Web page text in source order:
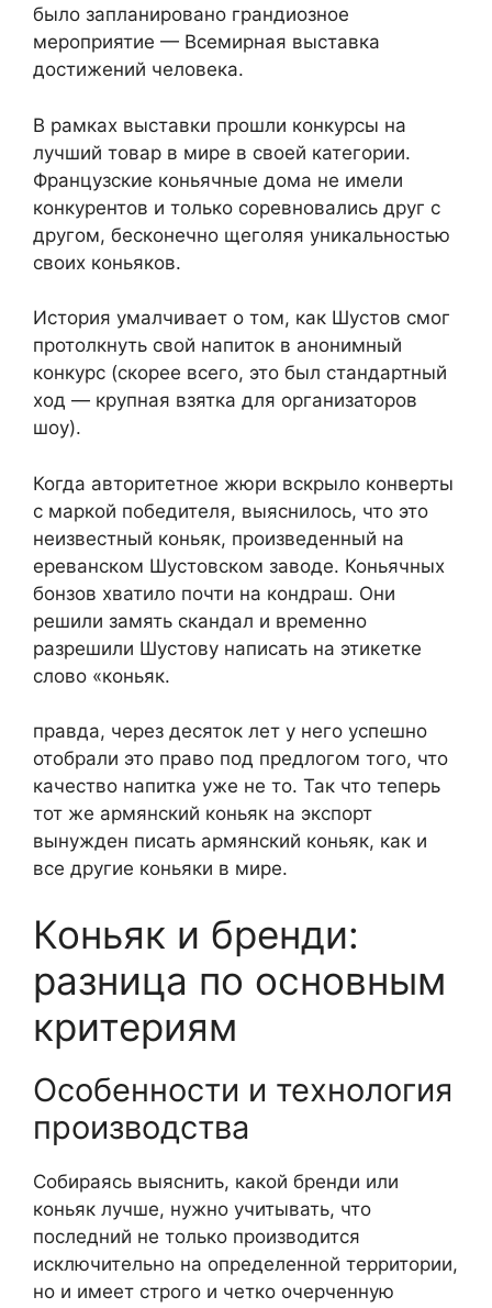
было запланировано грандиозное
мероприятие — Всемирная выставка
достижений человека.
В рамках выставки прошли конкурсы на
лучший товар в мире в своей категории.
Французские коньячные дома не имели
конкурентов и только соревновались друг с
другом, бесконечно щеголяя уникальностью
своих коньяков.
История умалчивает о том, как Шустов смог
протолкнуть свой напиток в анонимный
конкурс (скорее всего, это был стандартный
ход — крупная взятка для организаторов
шоу).
Когда авторитетное жюри вскрыло конверты
с маркой победителя, выяснилось, что это
неизвестный коньяк, произведенный на
ереванском Шустовском заводе. Коньячных
бонзов хватило почти на кондраш. Они
решили замять скандал и временно
разрешили Шустову написать на этикетке
слово «коньяк.
правда, через десяток лет у него успешно
отобрали это право под предлогом того, что
качество напитка уже не то. Так что теперь
тот же армянский коньяк на экспорт
вынужден писать армянский коньяк, как и
все другие коньяки в мире.
Коньяк и бренди:
разница по основным
критериям
Особенности и технология
производства
Собираясь выяснить, какой бренди или
коньяк лучше, нужно учитывать, что
последний не только производится
исключительно на определенной территории,
но и имеет строго и четко очерченную